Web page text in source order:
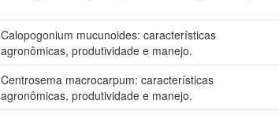
Calopogonium mucunoides: características
agronômicas, produtividade e manejo.
Centrosema macrocarpum: características
agronômicas, produtividade e manejo.